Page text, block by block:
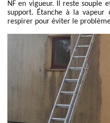
NF en vigueur. Il reste souple
support. Étanche à la
respirer pour éviter le